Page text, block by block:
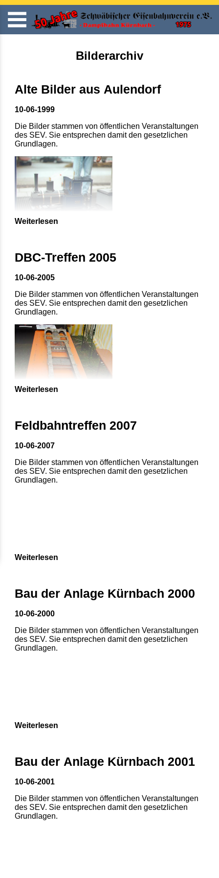
Bilderarchiv
Alte Bilder aus Aulendorf
10-06-1999
Die Bilder stammen von öffentlichen Veranstaltungen
des SEV. Sie entsprechen damit den gesetzlichen
Grundlagen.
Weiterlesen
DBC-Treffen 2005
10-06-2005
Die Bilder stammen von öffentlichen Veranstaltungen
des SEV. Sie entsprechen damit den gesetzlichen
Grundlagen.
Weiterlesen
Feldbahntreffen 2007
10-06-2007
Die Bilder stammen von öffentlichen Veranstaltungen
des SEV. Sie entsprechen damit den gesetzlichen
Grundlagen.
5
6
Weiterlesen
Bau der Anlage Kürnbach 2000
10-06-2000
Die Bilder stammen von öffentlichen Veranstaltungen
des SEV. Sie entsprechen damit den gesetzlichen
Grundlagen.
Weiterlesen
Bau der Anlage Kürnbach 2001
10-06-2001
Die Bilder stammen von öffentlichen Veranstaltungen
des SEV. Sie entsprechen damit den gesetzlichen
Grundlagen.